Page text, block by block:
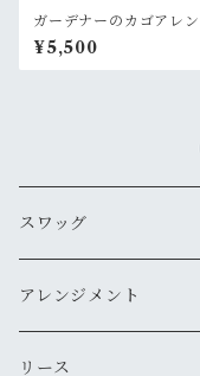
ガーデナーのカゴアレン
白×グリーン【オーダー
作】
¥5,500
スワッグ
アレンジメント
リース